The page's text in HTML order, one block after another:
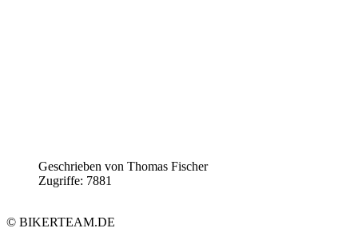
Geschrieben von Thomas Fischer
Zugriffe: 7881
© BIKERTEAM.DE